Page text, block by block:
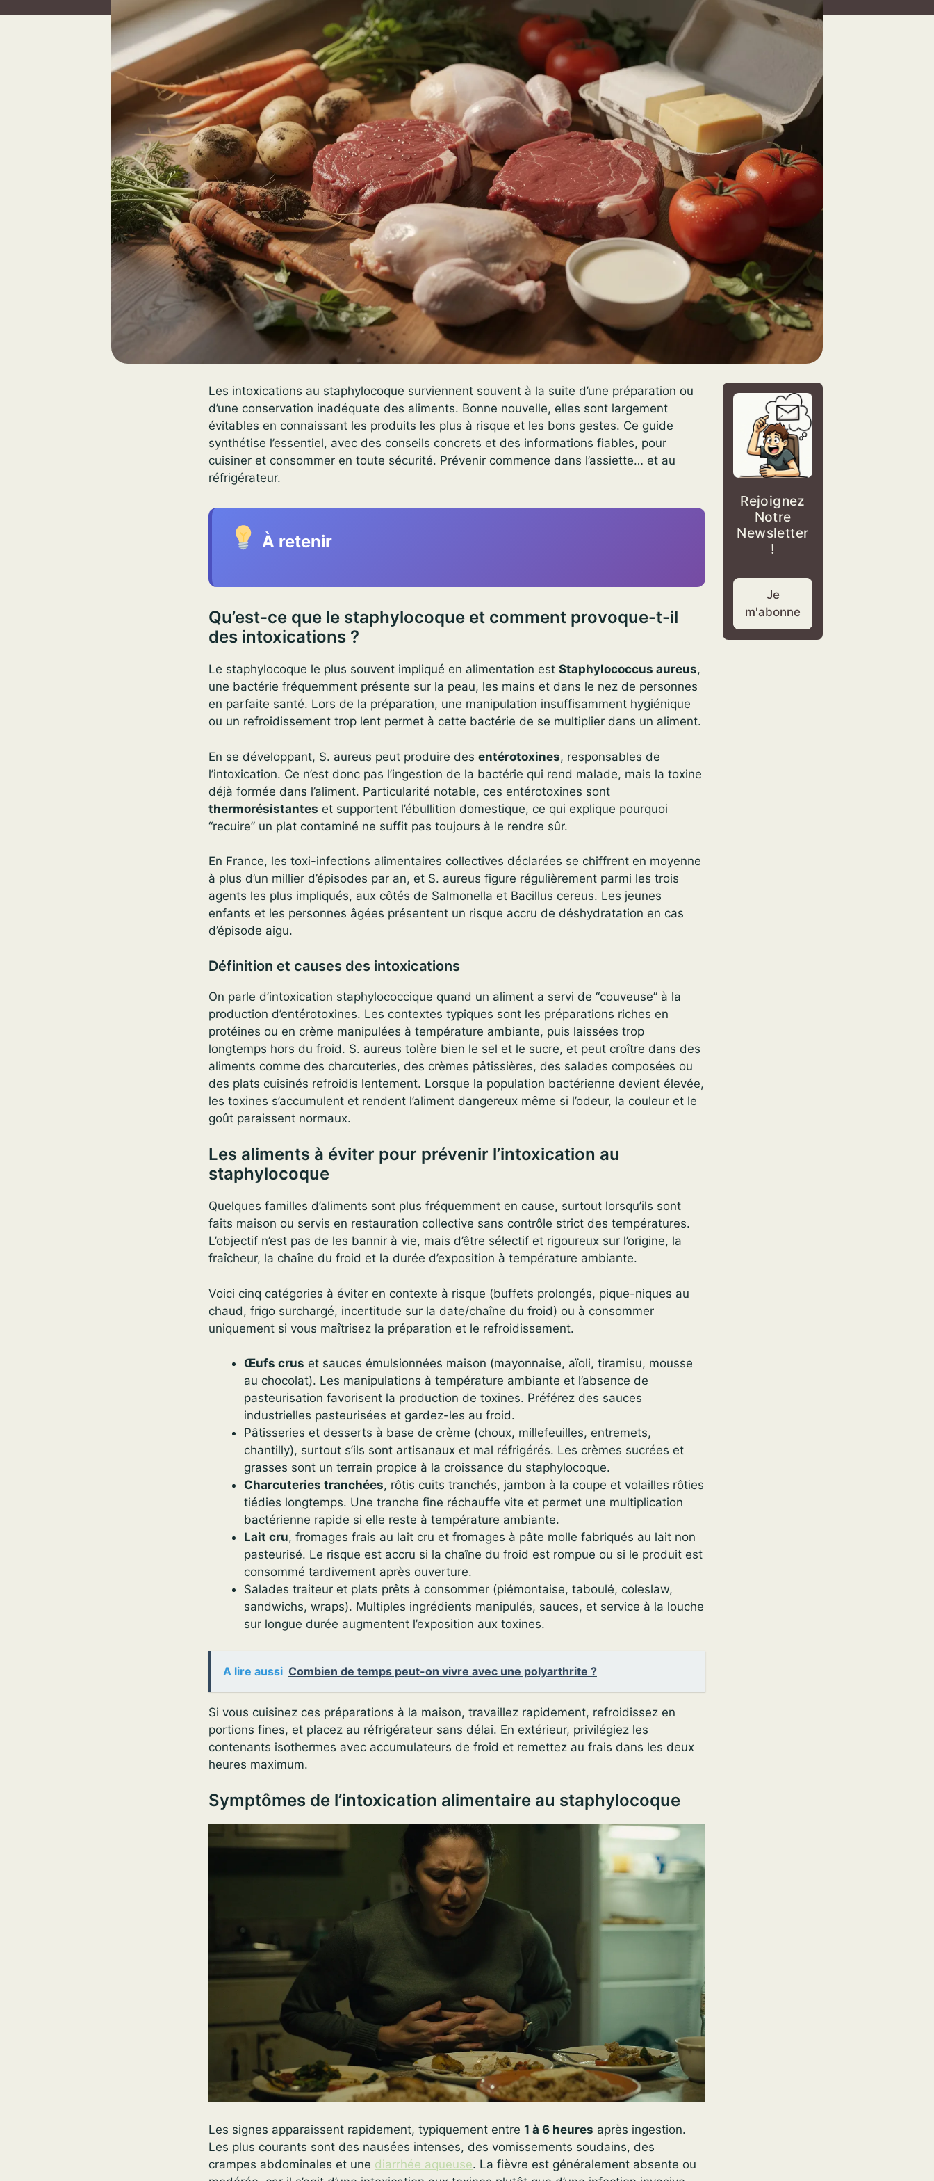
Les intoxications au staphylocoque surviennent souvent à la suite d’une préparation ou
d’une conservation inadéquate des aliments. Bonne nouvelle, elles sont largement
évitables en connaissant les produits les plus à risque et les bons gestes. Ce guide
synthétise l’essentiel, avec des conseils concrets et des informations fiables, pour
cuisiner et consommer en toute sécurité. Prévenir commence dans l’assiette… et au
réfrigérateur.
À retenir
Qu’est-ce que le staphylocoque et comment provoque-t-il
des intoxications ?
Le staphylocoque le plus souvent impliqué en alimentation est Staphylococcus aureus,
une bactérie fréquemment présente sur la peau, les mains et dans le nez de personnes
en parfaite santé. Lors de la préparation, une manipulation insuffisamment hygiénique
ou un refroidissement trop lent permet à cette bactérie de se multiplier dans un aliment.
En se développant, S. aureus peut produire des entérotoxines, responsables de
l’intoxication. Ce n’est donc pas l’ingestion de la bactérie qui rend malade, mais la toxine
déjà formée dans l’aliment. Particularité notable, ces entérotoxines sont
thermorésistantes et supportent l’ébullition domestique, ce qui explique pourquoi
“recuire” un plat contaminé ne suffit pas toujours à le rendre sûr.
En France, les toxi-infections alimentaires collectives déclarées se chiffrent en moyenne
à plus d’un millier d’épisodes par an, et S. aureus figure régulièrement parmi les trois
agents les plus impliqués, aux côtés de Salmonella et Bacillus cereus. Les jeunes
enfants et les personnes âgées présentent un risque accru de déshydratation en cas
d’épisode aigu.
Définition et causes des intoxications
On parle d’intoxication staphylococcique quand un aliment a servi de “couveuse” à la
production d’entérotoxines. Les contextes typiques sont les préparations riches en
protéines ou en crème manipulées à température ambiante, puis laissées trop
longtemps hors du froid. S. aureus tolère bien le sel et le sucre, et peut croître dans des
aliments comme des charcuteries, des crèmes pâtissières, des salades composées ou
des plats cuisinés refroidis lentement. Lorsque la population bactérienne devient élevée,
les toxines s’accumulent et rendent l’aliment dangereux même si l’odeur, la couleur et le
goût paraissent normaux.
Les aliments à éviter pour prévenir l’intoxication au
staphylocoque
Quelques familles d’aliments sont plus fréquemment en cause, surtout lorsqu’ils sont
faits maison ou servis en restauration collective sans contrôle strict des températures.
L’objectif n’est pas de les bannir à vie, mais d’être sélectif et rigoureux sur l’origine, la
fraîcheur, la chaîne du froid et la durée d’exposition à température ambiante.
Voici cinq catégories à éviter en contexte à risque (buffets prolongés, pique-niques au
chaud, frigo surchargé, incertitude sur la date/chaîne du froid) ou à consommer
uniquement si vous maîtrisez la préparation et le refroidissement.
Œufs crus et sauces émulsionnées maison (mayonnaise, aïoli, tiramisu, mousse
au chocolat). Les manipulations à température ambiante et l’absence de
pasteurisation favorisent la production de toxines. Préférez des sauces
industrielles pasteurisées et gardez-les au froid.
Pâtisseries et desserts à base de crème (choux, millefeuilles, entremets,
chantilly), surtout s’ils sont artisanaux et mal réfrigérés. Les crèmes sucrées et
grasses sont un terrain propice à la croissance du staphylocoque.
Charcuteries tranchées, rôtis cuits tranchés, jambon à la coupe et volailles rôties
tiédies longtemps. Une tranche fine réchauffe vite et permet une multiplication
bactérienne rapide si elle reste à température ambiante.
Lait cru, fromages frais au lait cru et fromages à pâte molle fabriqués au lait non
pasteurisé. Le risque est accru si la chaîne du froid est rompue ou si le produit est
consommé tardivement après ouverture.
Salades traiteur et plats prêts à consommer (piémontaise, taboulé, coleslaw,
sandwichs, wraps). Multiples ingrédients manipulés, sauces, et service à la louche
sur longue durée augmentent l’exposition aux toxines.
A lire aussi Combien de temps peut-on vivre avec une polyarthrite ?
Si vous cuisinez ces préparations à la maison, travaillez rapidement, refroidissez en
portions fines, et placez au réfrigérateur sans délai. En extérieur, privilégiez les
contenants isothermes avec accumulateurs de froid et remettez au frais dans les deux
heures maximum.
Symptômes de l’intoxication alimentaire au staphylocoque
Les signes apparaissent rapidement, typiquement entre 1 à 6 heures après ingestion.
Les plus courants sont des nausées intenses, des vomissements soudains, des
crampes abdominales et une diarrhée aqueuse. La fièvre est généralement absente ou
Rejoignez
Notre
Newsletter
!
Je
m'abonne